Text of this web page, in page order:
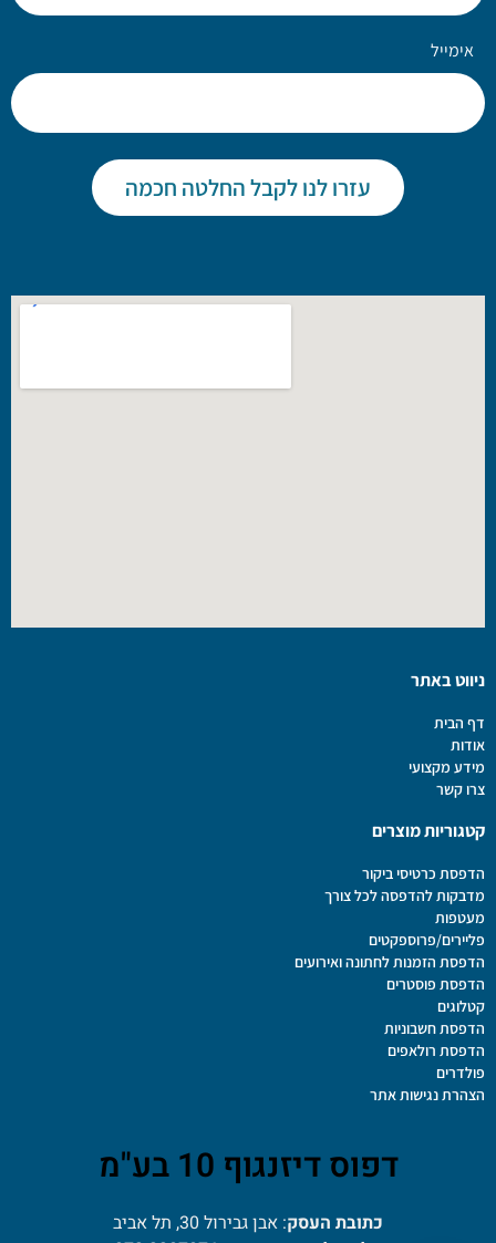
אימייל
עזרו לנו לקבל החלטה חכמה
קטגוריות מוצרים
הדפסת כרטיסי ביקור
מדבקות להדפסה לכל צורך
מעטפות
פליירים/פרוספקטים
הדפסת הזמנות לחתונה ואירועים
הדפסת פוסטרים
קטלוגים
הדפסת חשבוניות
הדפסת רולאפים
פולדרים
הצהרת נגישות אתר
ניווט באתר
דף הבית
אודות
מידע מקצועי
צרו קשר
דפוס דיזנגוף 10 בע"מ
כתובת העסק: אבן גבירול 30, תל אביב